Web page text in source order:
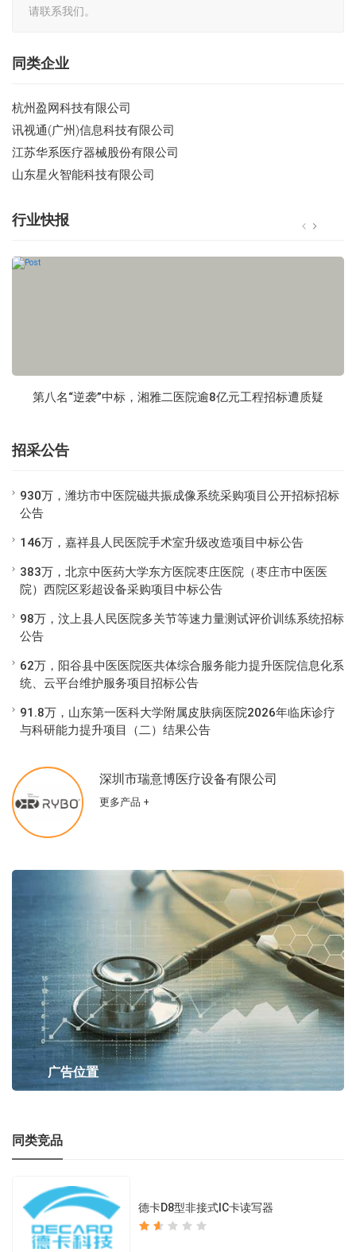
请联系我们。
同类企业
杭州盈网科技有限公司
讯视通(广州)信息科技有限公司
江苏华系医疗器械股份有限公司
山东星火智能科技有限公司
行业快报
第八名“逆袭”中标，湘雅二医院逾8亿元工程招标遭质疑
招采公告
930万，潍坊市中医院磁共振成像系统采购项目公开招标招标
公告
146万，嘉祥县人民医院手术室升级改造项目中标公告
383万，北京中医药大学东方医院枣庄医院（枣庄市中医医
院）西院区彩超设备采购项目中标公告
98万，汶上县人民医院多关节等速力量测试评价训练系统招标
公告
62万，阳谷县中医医院医共体综合服务能力提升医院信息化系
统、云平台维护服务项目招标公告
91.8万，山东第一医科大学附属皮肤病医院2026年临床诊疗
与科研能力提升项目（二）结果公告
深圳市瑞意博医疗设备有限公司
更多产品 +
广告位置
同类竞品
德卡D8型非接式IC卡读写器